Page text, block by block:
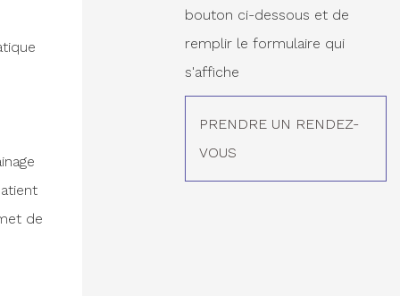
de
bouton ci-dessous et de
remplir le formulaire qui
s'affiche
PRENDRE UN RENDEZ-
VOUS